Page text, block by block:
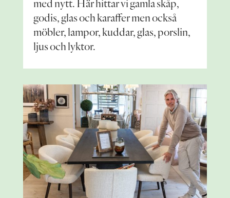
med nytt. Här hittar vi gamla skåp,
godis, glas och karaffer men också
möbler, lampor, kuddar, glas, porslin,
ljus och lyktor.